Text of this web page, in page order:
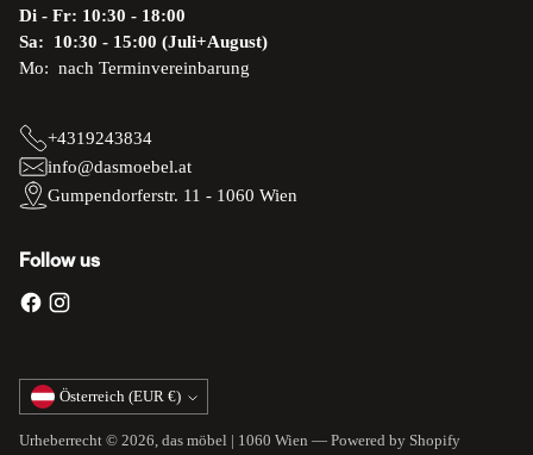
Di - Fr: 10:30 - 18:00
Sa: 10:30 - 15:00 (Juli+August)
Mo: nach Terminvereinbarung
+4319243834
info@dasmoebel.at
Gumpendorferstr. 11 - 1060 Wien
Follow us
Währung Österreich (EUR €)
Urheberrecht © 2026, das möbel | 1060 Wien — Powered by Shopify